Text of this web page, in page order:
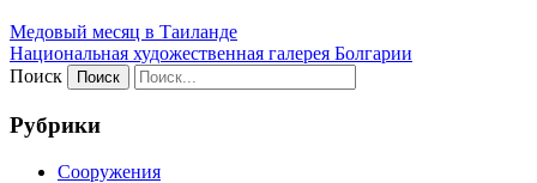
Медовый месяц в Таиланде
Национальная художественная галерея Болгарии
Поиск
Рубрики
Сооружения